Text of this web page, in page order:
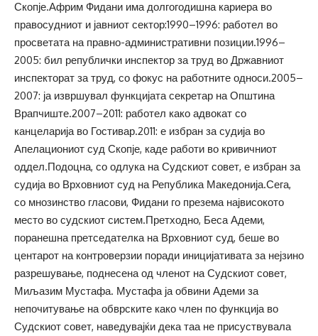
Скопје.Африм Фидани има долгогодишна кариера во
правосудниот и јавниот сектор:1990–1996: работел во
просветата на правно-административни позиции.1996–
2005: бил републички инспектор за труд во Државниот
инспекторат за труд, со фокус на работните односи.2005–
2007: ја извршувал функцијата секретар на Општина
Врапчиште.2007–2011: работел како адвокат со
канцеларија во Гостивар.2011: е избран за судија во
Апелациониот суд Скопје, каде работи во кривичниот
оддел.Подоцна, со одлука на Судскиот совет, е избран за
судија во Врховниот суд на Република Македонија.Сега,
со мнозинство гласови, Фидани го презема највисокото
место во судскиот систем.Претходно, Беса Адеми,
поранешна претседателка на Врховниот суд, беше во
центарот на контроверзии поради иницијативата за нејзино
разрешување, поднесена од членот на Судскиот совет,
Миљазим Мустафа. Мустафа ја обвини Адеми за
непочитување на обврските како член по функција во
Судскиот совет, наведувајќи дека таа не присуствувала